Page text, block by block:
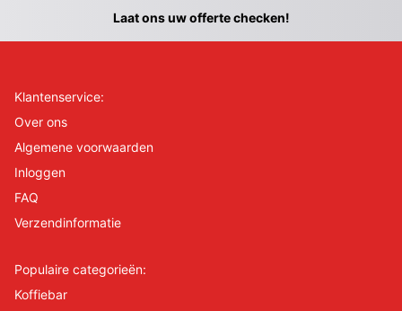
Laat ons uw offerte checken!
Klantenservice:
Over ons
Algemene voorwaarden
Inloggen
FAQ
Verzendinformatie
Populaire categorieën:
Koffiebar